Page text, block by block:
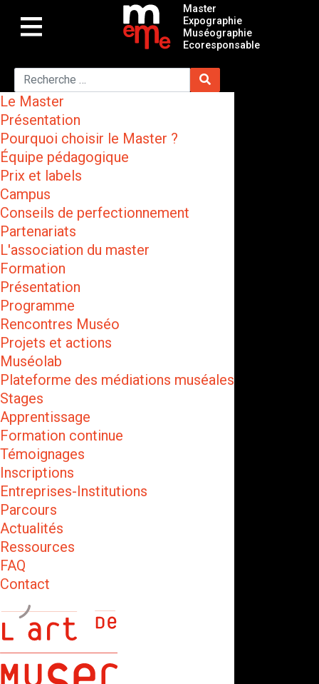
Master
Expographie
Muséographie
Ecoresponsable
Le Master
Présentation
Pourquoi choisir le Master ?
Équipe pédagogique
Prix et labels
Campus
Conseils de perfectionnement
Partenariats
L'association du master
Formation
Présentation
Programme
Rencontres Muséo
Projets et actions
Muséolab
Plateforme des médiations muséales
Stages
Apprentissage
Formation continue
Témoignages
Inscriptions
Entreprises-Institutions
Parcours
Actualités
Ressources
FAQ
Contact